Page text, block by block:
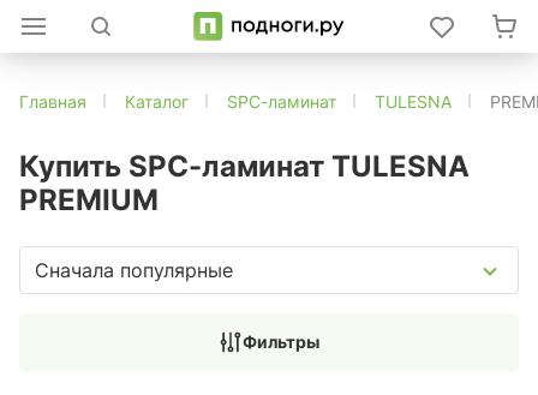
Главная Каталог SPC-ламинат TULESNA
Купить SPC-ламинат TULESNA
PREMIUM
Сначала популярные
Фильтры